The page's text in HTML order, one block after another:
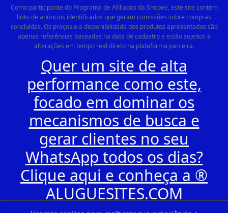
Como participante do Programa de Afiliados da Shopee, este site contém
links de anúncios identificados que geram comissões sobre compras
concluídas. Os preços e a disponibilidade dos produtos apresentados são
apenas referências baseadas na data de cadastro e estão sujeitos a
alterações em tempo real direto na plataforma parceira.
Quer um site de alta
performance como este,
focado em dominar os
mecanismos de busca e
gerar clientes no seu
WhatsApp todos os dias?
Clique aqui e conheça a ®
ALUGUESITES.COM